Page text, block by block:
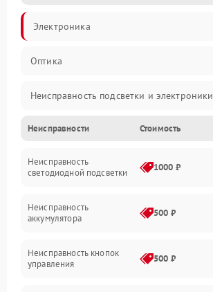
Электроника
Оптика
Неисправность подсветки и электроники
Неисправность изображения
Электропитание
Прочие неисправности
Неисправности Стоимость
Неисправность
светодиодной подсветки
1000 ₽
Неисправность
аккумулятора
500 ₽
Неисправность кнопок
управления
500 ₽